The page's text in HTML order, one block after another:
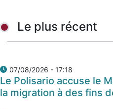
Le plus récent
07/08/2026 - 17:18
Le Polisario accuse le
la migration à des fins